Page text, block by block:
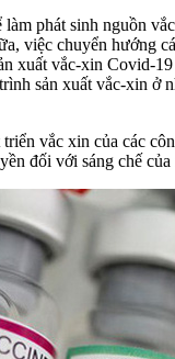
làm phát sinh nguồn
việc chuyển hướng
xuất vắc-xin Covid-
sản xuất vắc-xin ở
vắc xin của các
đối với sáng chế của